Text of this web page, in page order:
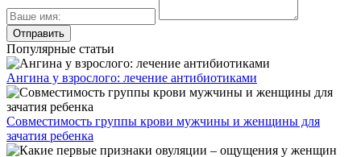
Популярные статьи
Ангина у взрослого: лечение антибиотиками
Совместимость группы крови мужчины и женщины для
зачатия ребенка